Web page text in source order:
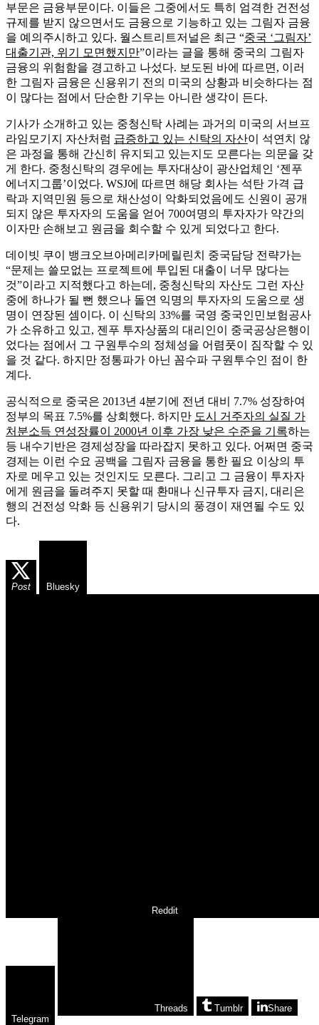
부문은 금융부문이다. 이들은 그중에서도 특히 엄격한 건전성
규제를 받지 않으면서도 금융으로 기능하고 있는 그림자 금융
을 예의주시하고 있다. 월스트리트저널은 최근 “중국 ‘그림자’
대출기관, 위기 모면했지만”이라는 글을 통해 중국의 그림자
금융의 위험함을 경고하고 나섰다. 보도된 바에 따르면, 이러
한 그림자 금융은 신용위기 전의 미국의 상황과 비슷하다는 점
이 많다는 점에서 단순한 기우는 아니란 생각이 든다.
기사가 소개하고 있는 중청신탁 사례는 과거의 미국의 서브프
라임모기지 자산처럼 급증하고 있는 신탁의 자산이 석연치 않
은 과정을 통해 간신히 유지되고 있는지도 모른다는 의문을 갖
게 한다. 중청신탁의 경우에는 투자대상이 광산업체인 ‘젠푸
에너지그룹’이었다. WSJ에 따르면 해당 회사는 석탄 가격 급
락과 지역민원 등으로 채산성이 악화되었음에도 신원이 공개
되지 않은 투자자의 도움을 얻어 700여명의 투자자가 약간의
이자만 손해보고 원금을 회수할 수 있게 되었다고 한다.
데이빗 쿠이 뱅크오브아메리카메릴린치 중국담당 전략가는
“문제는 쓸모없는 프로젝트에 투입된 대출이 너무 많다는
것”이라고 지적했다고 하는데, 중청신탁의 자산도 그런 자산
중에 하나가 될 뻔 했으나 돌연 익명의 투자자의 도움으로 생
명이 연장된 셈이다. 이 신탁의 33%를 국영 중국인민보험공사
가 소유하고 있고, 젠푸 투자상품의 대리인이 중국공상은행이
었다는 점에서 그 구원투수의 정체성을 어렴풋이 짐작할 수 있
을 것 같다. 하지만 정통파가 아닌 꼼수파 구원투수인 점이 한
계다.
공식적으로 중국은 2013년 4분기에 전년 대비 7.7% 성장하여
정부의 목표 7.5%를 상회했다. 하지만 도시 거주자의 실질 가
처분소득 연성장률이 2000년 이후 가장 낮은 수준을 기록하는
등 내수기반은 경제성장을 따라잡지 못하고 있다. 어쩌면 중국
경제는 이런 수요 공백을 그림자 금융을 통한 필요 이상의 투
자로 메우고 있는 것인지도 모른다. 그리고 그 금융이 투자자
에게 원금을 돌려주지 못할 때 환매나 신규투자 금지, 대리은
행의 건전성 악화 등 신용위기 당시의 풍경이 재연될 수도 있
다.
Post Bluesky
Reddit
Telegram
Threads Tumblr Share